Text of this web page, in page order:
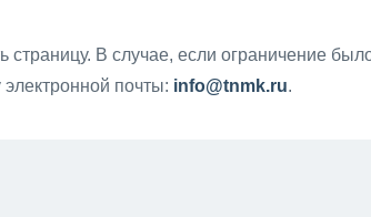
страницу. В случае, если ограничение
почты: info@tnmk.ru.